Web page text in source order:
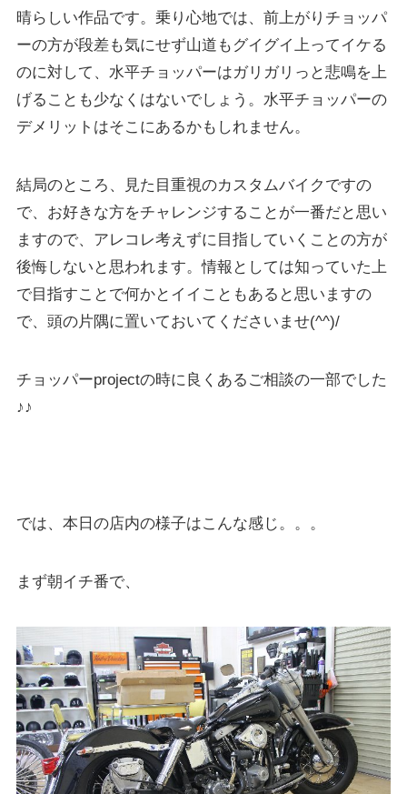
晴らしい作品です。乗り心地では、前上がりチョッパ
ーの方が段差も気にせず山道もグイグイ上ってイケる
のに対して、水平チョッパーはガリガリっと悲鳴を上
げることも少なくはないでしょう。水平チョッパーの
デメリットはそこにあるかもしれません。
結局のところ、見た目重視のカスタムバイクですの
で、お好きな方をチャレンジすることが一番だと思い
ますので、アレコレ考えずに目指していくことの方が
後悔しないと思われます。情報としては知っていた上
で目指すことで何かとイイこともあると思いますの
で、頭の片隅に置いておいてくださいませ(^^)/
チョッパーprojectの時に良くあるご相談の一部でした
♪♪
では、本日の店内の様子はこんな感じ。。。
まず朝イチ番で、